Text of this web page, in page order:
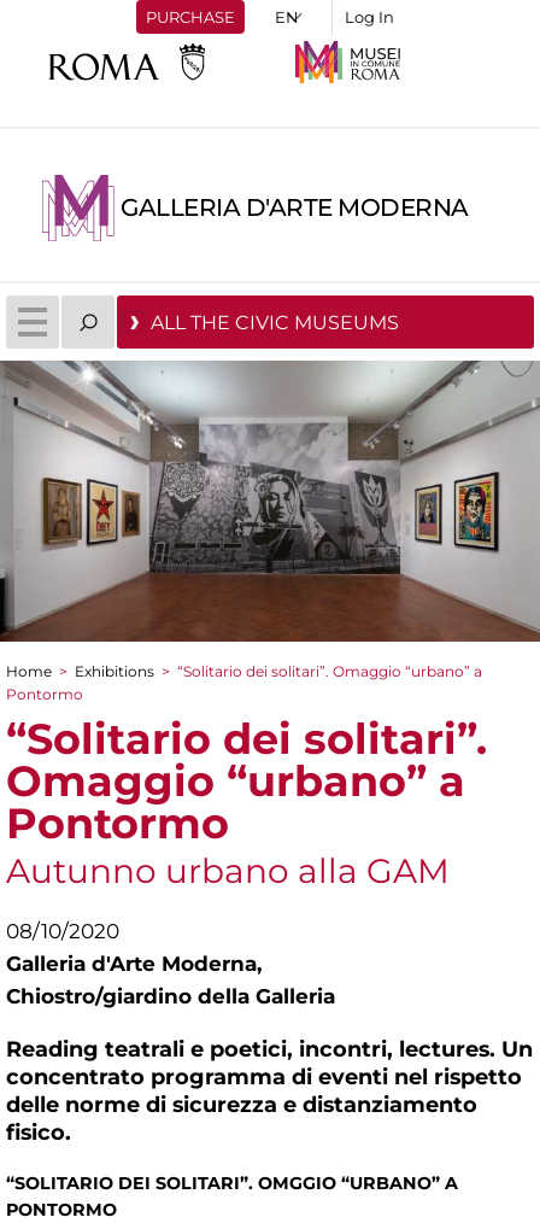
PURCHASE Log In
GALLERIA D'ARTE MODERNA
ALL THE CIVIC MUSEUMS
You are here
Home > Exhibitions > “Solitario dei solitari”. Omaggio “urbano” a
Pontormo
“Solitario dei solitari”.
Omaggio “urbano” a
Pontormo
Autunno urbano alla GAM
08/10/2020
Galleria d'Arte Moderna,
Chiostro/giardino della Galleria
Reading teatrali e poetici, incontri, lectures. Un
concentrato programma di eventi nel rispetto
delle norme di sicurezza e distanziamento
fisico.
“SOLITARIO DEI SOLITARI”. OMGGIO “URBANO” A
PONTORMO